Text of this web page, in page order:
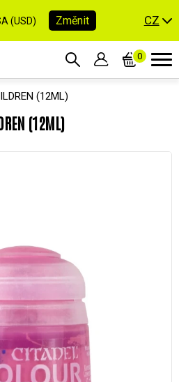
(USD) Změnit CZ
0
(12ML)
(12ML)